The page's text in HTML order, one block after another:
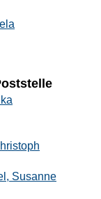
Susanne